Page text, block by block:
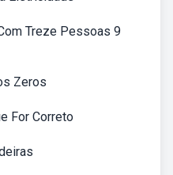
Treze Pessoas 9
Zeros
For Correto